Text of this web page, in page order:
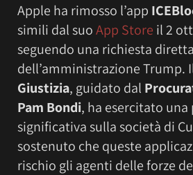
Apple ha rimosso l’app
simili dal suoApp Store il 2
seguendo una richiesta diretta
dell’amministrazione Trump.
Giustizia, guidato dal
Pam Bondi, ha esercitato una
significativa sulla società di
sostenuto che queste
rischio gli agenti delle forze